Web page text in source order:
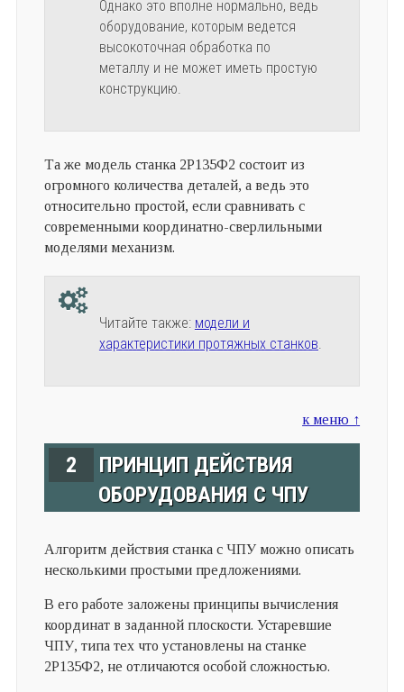
Однако это вполне нормально, ведь
оборудование, которым ведется
высокоточная обработка по
металлу и не может иметь простую
конструкцию.
Та же модель станка 2Р135Ф2 состоит из
огромного количества деталей, а ведь это
относительно простой, если сравнивать с
современными координатно-сверлильными
моделями механизм.
Читайте также: модели и
характеристики протяжных станков.
к меню ↑
2
ПРИНЦИП ДЕЙСТВИЯ
ОБОРУДОВАНИЯ С ЧПУ
Алгоритм действия станка с ЧПУ можно описать
несколькими простыми предложениями.
В его работе заложены принципы вычисления
координат в заданной плоскости. Устаревшие
ЧПУ, типа тех что установлены на станке
2Р135Ф2, не отличаются особой сложностью.